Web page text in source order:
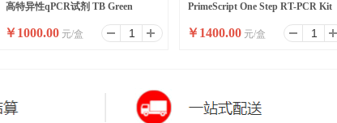
高特异性qPCR试剂 TB Green
Premix Ex Taq II
￥1000.00 元/盒
PrimeScript One Step RT-PCR Kit
Ver.2 (Dye Plus)
￥1400.00 元/盒